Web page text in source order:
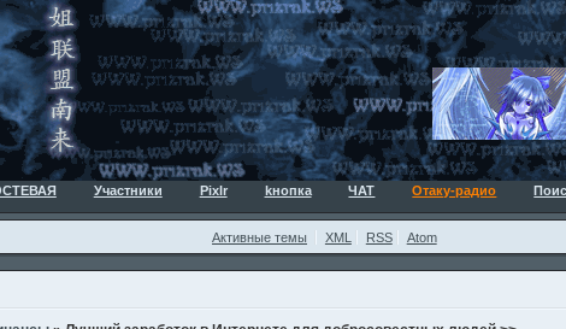
Участники Pixlr kнопка ЧАТ Отаку-радио
Активные темы XML RSS Atom